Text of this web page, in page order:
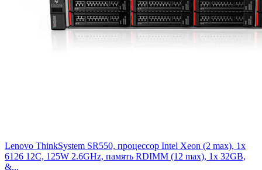
Lenovo ThinkSystem SR550, процессор Intel Xeon (2 max), 1x
6126 12C, 125W 2.6GHz, память RDIMM (12 max), 1x 32GB,
&...